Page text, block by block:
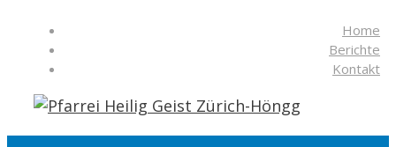
Inhalt
Home
Berichte
Kontakt